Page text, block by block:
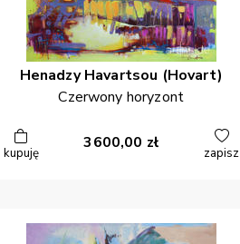
Henadzy Havartsou (Hovart)
Czerwony horyzont
kupuję
3600,00 zł
zapisz